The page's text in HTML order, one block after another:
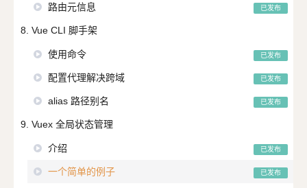
路由元信息 已发布
8. Vue CLI 脚手架
使用命令 已发布
配置代理解决跨域 已发布
alias 路径别名 已发布
9. Vuex 全局状态管理
介绍 已发布
一个简单的例子 已发布